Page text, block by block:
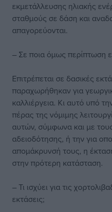
εκμετάλλευσης ηλιακής
σταθμούς σε δάση και
απαγορεύονται.
– Σε ποια όμως περίπτωση
Επιτρέπεται σε δασικές
παραχωρήθηκαν για
καλλιέργεια. Κι αυτό υπό
πέρας της νόμιμης
αυτών, σύμφωνα και με
αδειοδότησης, ή την για
απομάκρυνσή τους, η
στην πρότερη κατάσταση.
– Τι ισχύει για τις
εκτάσεις;